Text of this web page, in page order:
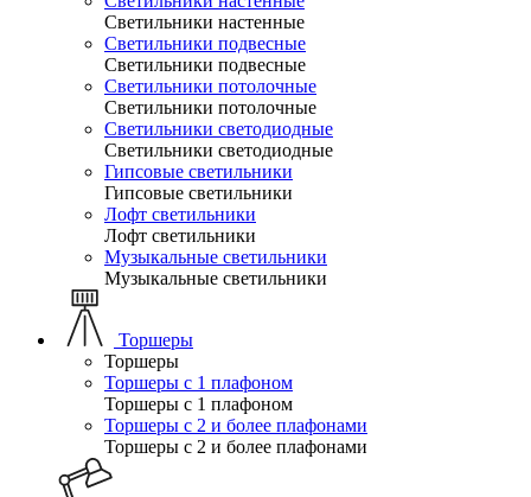
Светильники настенные
Светильники подвесные
Светильники подвесные
Светильники потолочные
Светильники потолочные
Светильники светодиодные
Светильники светодиодные
Гипсовые светильники
Гипсовые светильники
Лофт светильники
Лофт светильники
Музыкальные светильники
Музыкальные светильники
Торшеры
Торшеры
Торшеры с 1 плафоном
Торшеры с 1 плафоном
Торшеры с 2 и более плафонами
Торшеры с 2 и более плафонами